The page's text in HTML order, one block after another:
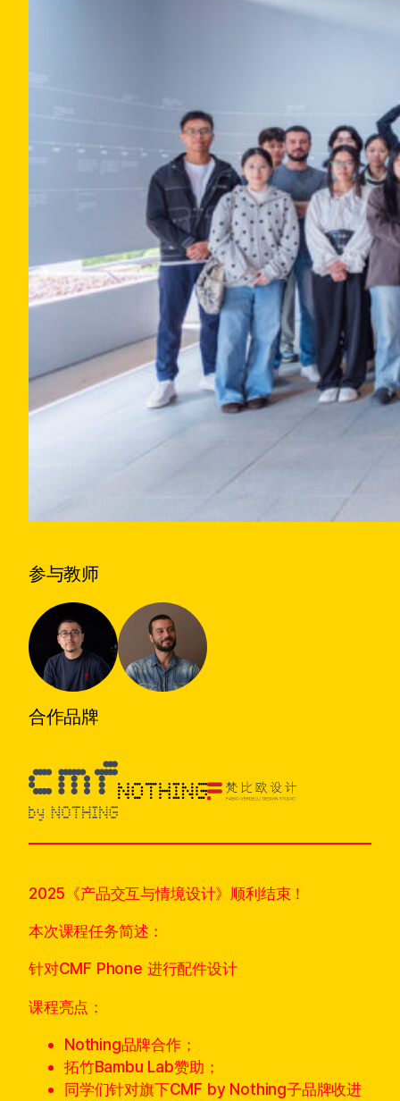
参与教师
合作品牌
2025《产品交互与情境设计》顺利结束！
本次课程任务简述：
针对CMF Phone 进行配件设计
课程亮点：
Nothing品牌合作；
拓竹Bambu Lab赞助；
同学们针对旗下CMF by Nothing子品牌收进